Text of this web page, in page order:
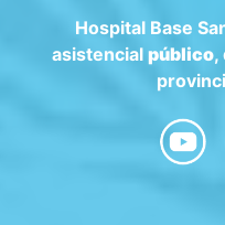
Hospital Base
asistencial público,